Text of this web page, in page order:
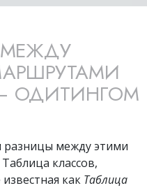
ОДИТИНГОМ
между этими
классов,
как Таблица